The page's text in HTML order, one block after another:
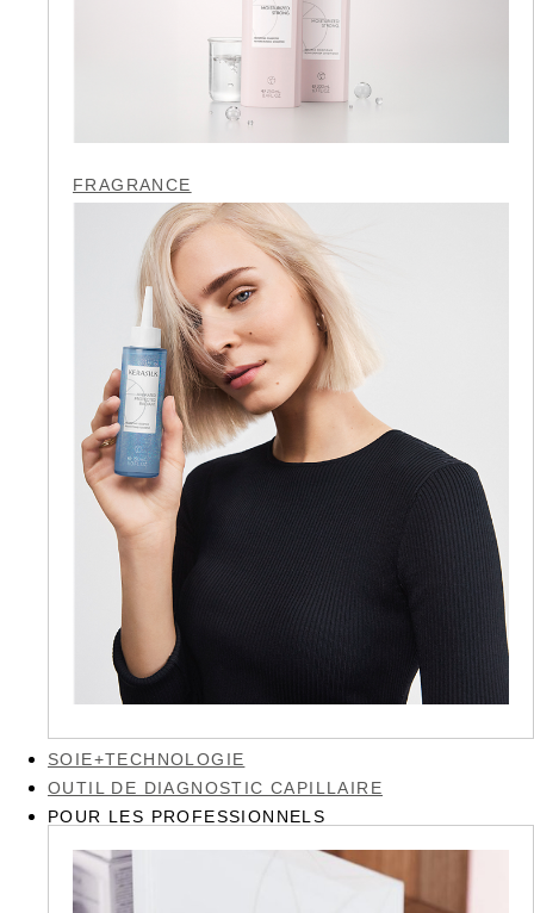
FRAGRANCE
SOIE+TECHNOLOGIE
OUTIL DE DIAGNOSTIC CAPILLAIRE
POUR LES PROFESSIONNELS